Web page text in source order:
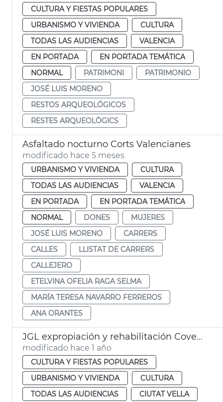
CULTURA Y FIESTAS POPULARES
URBANISMO Y VIVIENDA
CULTURA
TODAS LAS AUDIENCIAS
VALENCIA
EN PORTADA
EN PORTADA TEMÁTICA
NORMAL
PATRIMONI
PATRIMONIO
JOSÉ LUIS MORENO
RESTOS ARQUEOLÓGICOS
RESTES ARQUEOLÒGICS
Asfaltado nocturno Corts Valencianes
modificado hace 5 meses
URBANISMO Y VIVIENDA
CULTURA
TODAS LAS AUDIENCIAS
VALENCIA
EN PORTADA
EN PORTADA TEMÁTICA
NORMAL
DONES
MUJERES
JOSÉ LUIS MORENO
CARRERS
CALLES
LLISTAT DE CARRERS
CALLEJERO
ETELVINA OFELIA RAGA SELMA
MARÍA TERESA NAVARRO FERREROS
ANA ORANTES
JGL expropiación y rehabilitación Covetes de Sant Joan
modificado hace 1 año
CULTURA Y FIESTAS POPULARES
URBANISMO Y VIVIENDA
CULTURA
TODAS LAS AUDIENCIAS
CIUTAT VELLA